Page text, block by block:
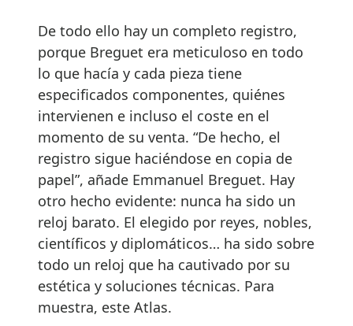
De todo ello hay un completo registro,
porque Breguet era meticuloso en todo
lo que hacía y cada pieza tiene
especificados componentes, quiénes
intervienen e incluso el coste en el
momento de su venta. “De hecho, el
registro sigue haciéndose en copia de
papel”, añade Emmanuel Breguet. Hay
otro hecho evidente: nunca ha sido un
reloj barato. El elegido por reyes, nobles,
científicos y diplomáticos… ha sido sobre
todo un reloj que ha cautivado por su
estética y soluciones técnicas. Para
muestra, este Atlas.